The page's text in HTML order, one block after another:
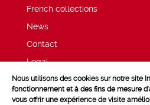
French collections
News
Contact
Legal
Privacy and cookie policy
Nous utilisons des cookies sur notre site
fonctionnement et à des fins de mesure
vous offrir une expérience de visite